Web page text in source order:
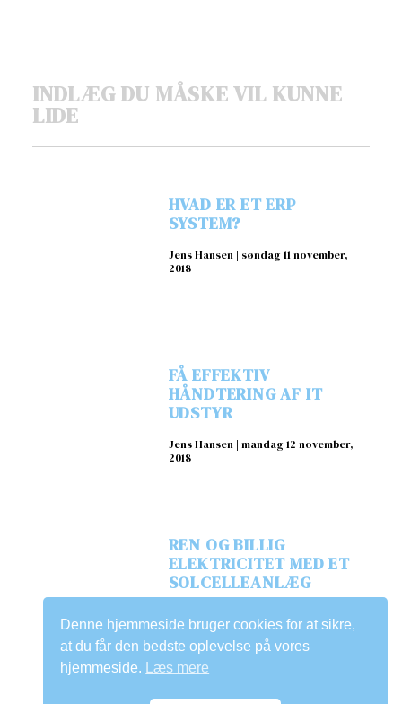
INDLÆG DU MÅSKE VIL KUNNE
LIDE
HVAD ER ET ERP
SYSTEM?
Jens Hansen
søndag 11 november,
2018
FÅ EFFEKTIV
HÅNDTERING AF IT
UDSTYR
Jens Hansen mandag 12 november,
2018
REN OG BILLIG
ELEKTRICITET MED ET
SOLCELLEANLÆG
2018
Denne hjemmeside bruger cookies for at sikre,
at du får den bedste oplevelse på vores
hjemmeside.
Læs mere